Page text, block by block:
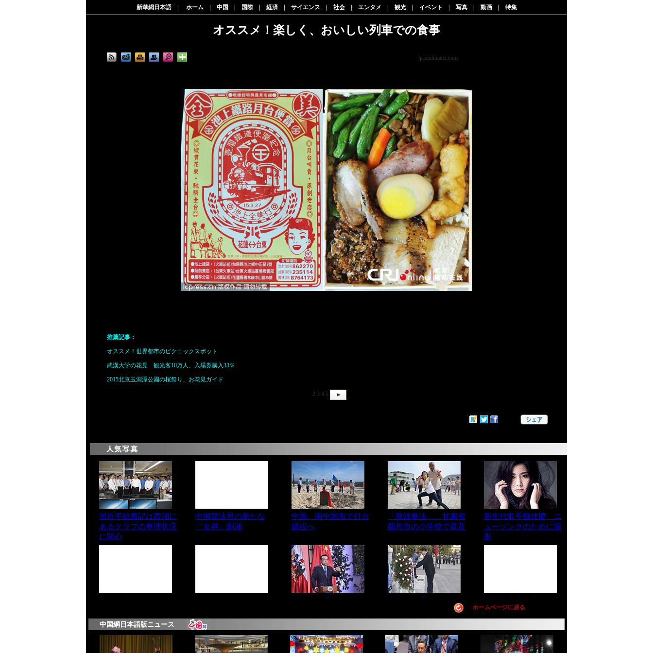
新華網日本語| ホーム| 中国 国際| 経済| サイエンス 社会| エンタメ 観光| イベント 写真| 動画| 特集
オススメ！楽しく、おいしい列車での食事
jp.xinhuanet.com|
推薦記事：
オススメ！世界都市のピクニックスポット
武漢大学の花見 観光客10万人、入場券購入33％
2015北京玉淵潭公園の桜祭り、お花見ガイド
2 3 4 5
ホームページに戻る